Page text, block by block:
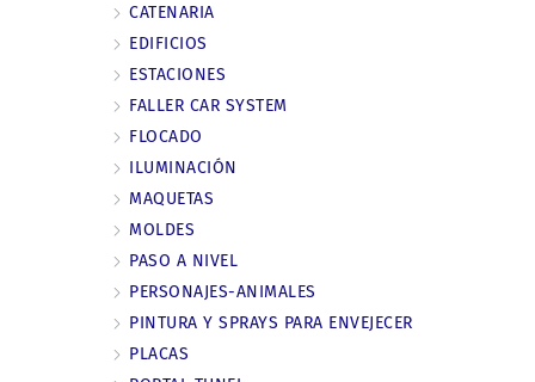
CATENARIA
EDIFICIOS
ESTACIONES
FALLER CAR SYSTEM
FLOCADO
ILUMINACIÓN
MAQUETAS
MOLDES
PASO A NIVEL
PERSONAJES-ANIMALES
PINTURA Y SPRAYS PARA ENVEJECER
PLACAS